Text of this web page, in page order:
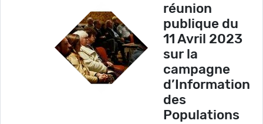
réunion
publique du
11 Avril 2023
sur la
campagne
d’Information
des
Populations